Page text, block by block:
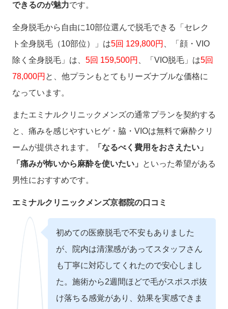
できるのが魅力です。
全身脱毛から自由に10部位選んで脱毛できる「セレク
ト全身脱毛（10部位）」は5回 129,800円
、「顔・VIO
除く全身脱毛」は、 5回 159,500円 、「VIO脱毛」は5回
78,000円 と、他プランもとてもリーズナブルな価格に
なっています。
またエミナルクリニックメンズの通常プランを契約する
と、痛みを感じやすいヒゲ・脇・VIOは無料で麻酔クリ
ームが提供されます。
「なるべく費用をおさえたい」
「痛みが怖いから麻酔を使いたい」
といった希望がある
男性におすすめです。
エミナルクリニックメンズ京都院の口コミ
初めての医療脱毛で不安もありました
が、院内は清潔感があってスタッフさん
も丁寧に対応してくれたので安心しまし
た。施術から2週間ほどで毛がスポスポ抜
け落ちる感覚があり、効果を実感できま